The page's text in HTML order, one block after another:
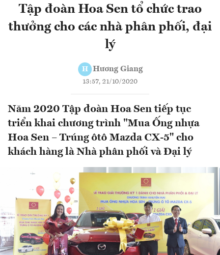
Tập đoàn Hoa Sen tổ chức trao
thưởng cho các nhà phân phối, đại
lý
H Hương Giang
13:57, 21/10/2020
Năm 2020 Tập đoàn Hoa Sen tiếp tục
triển khai chương trình "Mua Ống nhựa
Hoa Sen – Trúng ôtô Mazda CX-5" cho
khách hàng là Nhà phân phối và Đại lý